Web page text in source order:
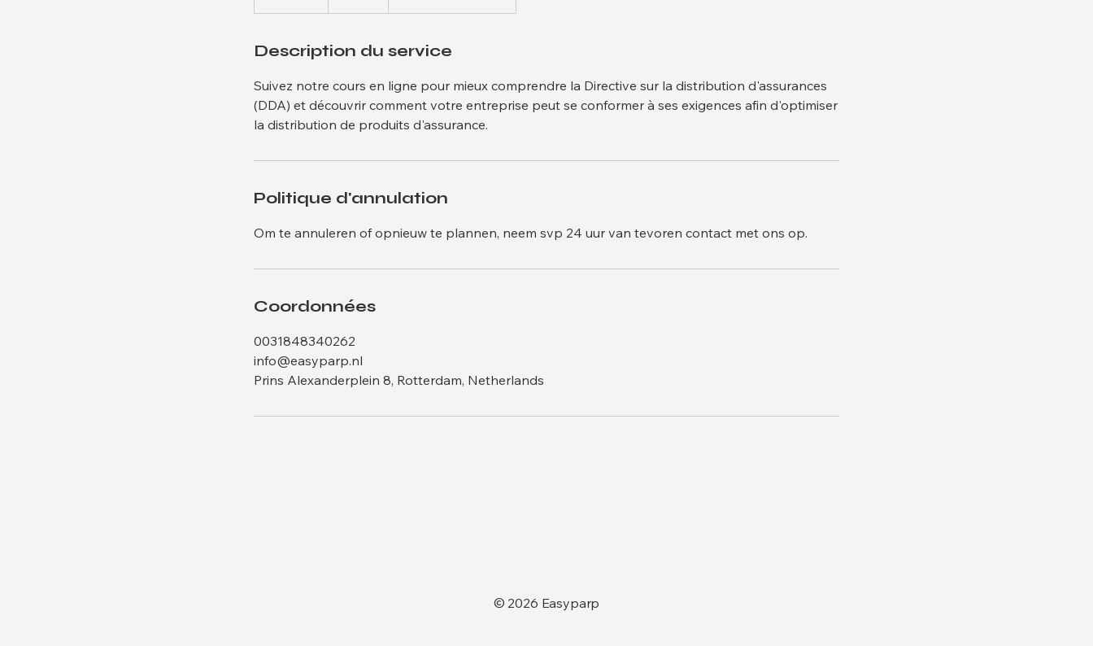
e
m
n
é
Description du service
Suivez notre cours en ligne pour mieux comprendre la Directive sur la distribution d'assurances
(DDA) et découvrir comment votre entreprise peut se conformer à ses exigences afin d'optimiser
la distribution de produits d'assurance.
Politique d'annulation
Om te annuleren of opnieuw te plannen, neem svp 24 uur van tevoren contact met ons op.
Coordonnées
0031848340262
info@easyparp.nl
Prins Alexanderplein 8, Rotterdam, Netherlands
© 2026 Easyparp